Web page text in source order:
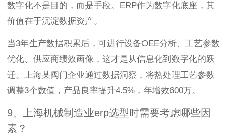
数字化不是目的，而是手段。ERP作为数字化底座，其
价值在于沉淀数据资产。
当3年生产数据积累后，可进行设备OEE分析、工艺参数
优化、供应商绩效画像，这才是从信息化到数字化的跃
迁。上海某阀门企业通过数据洞察，将热处理工艺参数
调整3个数值，产品良率提升4.5%，年增效600万。
9、上海机械制造业erp选型时需要考虑哪些因
素？